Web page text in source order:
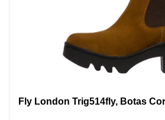
Fly London Trig514fly, Botas